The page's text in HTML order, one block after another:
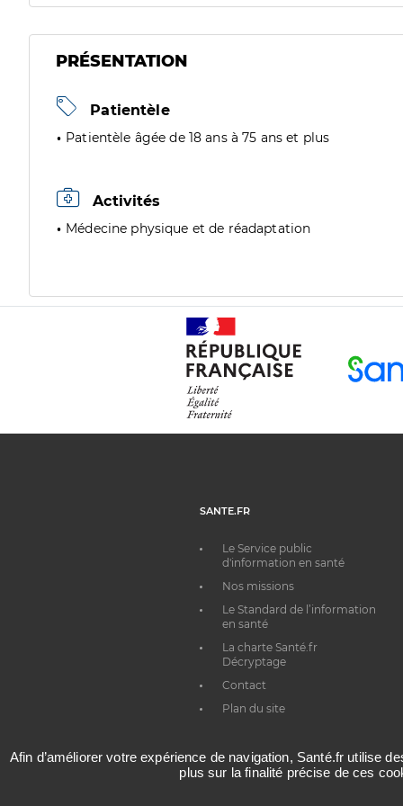
PRÉSENTATION
Patientèle
Patientèle âgée de 18 ans à 75 ans et plus
Activités
Médecine physique et de réadaptation
SANTE.FR
Le Service public
d'information en santé
Nos missions
Le Standard de l’information
en santé
La charte Santé.fr
Décryptage
Contact
Plan du site
Afin d’améliorer votre expérience de navigation, Santé.fr utilise
plus sur la finalité précise de ces